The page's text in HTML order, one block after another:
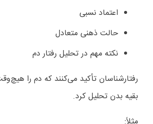
اعتماد نسبی
حالت ذهنی متعادل
نکته مهم در تحلیل رفتار دم
رفتارشناسان تأکید می‌کنند که دم را
بقیه بدن تحلیل کرد.